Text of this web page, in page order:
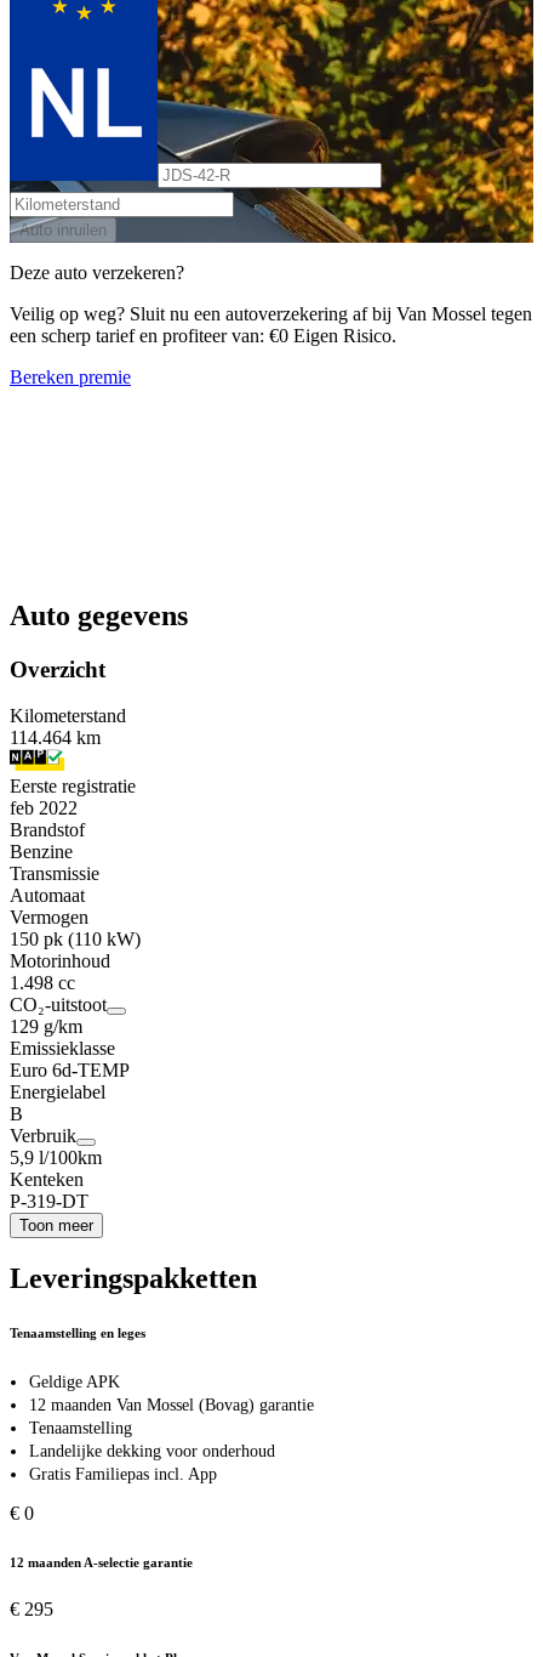
Auto inruilen
Deze auto verzekeren?
Veilig op weg? Sluit nu een autoverzekering af bij Van Mossel tegen
een scherp tarief en profiteer van: €0 Eigen Risico.
Bereken premie
Auto gegevens
Overzicht
Kilometerstand
114.464 km
Eerste registratie
feb 2022
Brandstof
Benzine
Transmissie
Automaat
Vermogen
150 pk (110 kW)
Motorinhoud
1.498 cc
CO₂-uitstoot
129 g/km
Emissieklasse
Euro 6d-TEMP
Energielabel
B
Verbruik
5,9 l/100km
Kenteken
P-319-DT
Toon meer
Leveringspakketten
Tenaamstelling en leges
Geldige APK
12 maanden Van Mossel (Bovag) garantie
Tenaamstelling
Landelijke dekking voor onderhoud
Gratis Familiepas incl. App
€ 0
12 maanden A-selectie garantie
€ 295